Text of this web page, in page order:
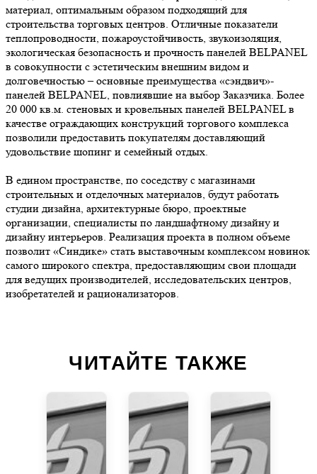
материал, оптимальным образом подходящий для
строительства торговых центров. Отличные показатели
теплопроводности, пожароустойчивость, звукоизоляция,
экологическая безопасность и прочность панелей BELPANEL
в совокупности с эстетическим внешним видом и
долговечностью – основные преимущества «сэндвич»-
панелей BELPANEL, повлиявшие на выбор Заказчика. Более
20 000 кв.м. стеновых и кровельных панелей BELPANEL в
качестве ограждающих конструкций торгового комплекса
позволили предоставить покупателям доставляющий
удовольствие шопинг и семейный отдых.
В едином пространстве, по соседству с магазинами
строительных и отделочных материалов, будут работать
студии дизайна, архитектурные бюро, проектные
организации, специалисты по ландшафтному дизайну и
дизайну интерьеров. Реализация проекта в полном объеме
позволит «Синдике» стать выставочным комплексом новинок
самого широкого спектра, предоставляющим свои площади
для ведущих производителей, исследовательских центров,
изобретателей и рационализаторов.
ЧИТАЙТЕ ТАКЖЕ